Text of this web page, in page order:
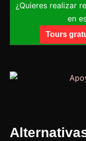
¿Quieres realizar
en
Tours